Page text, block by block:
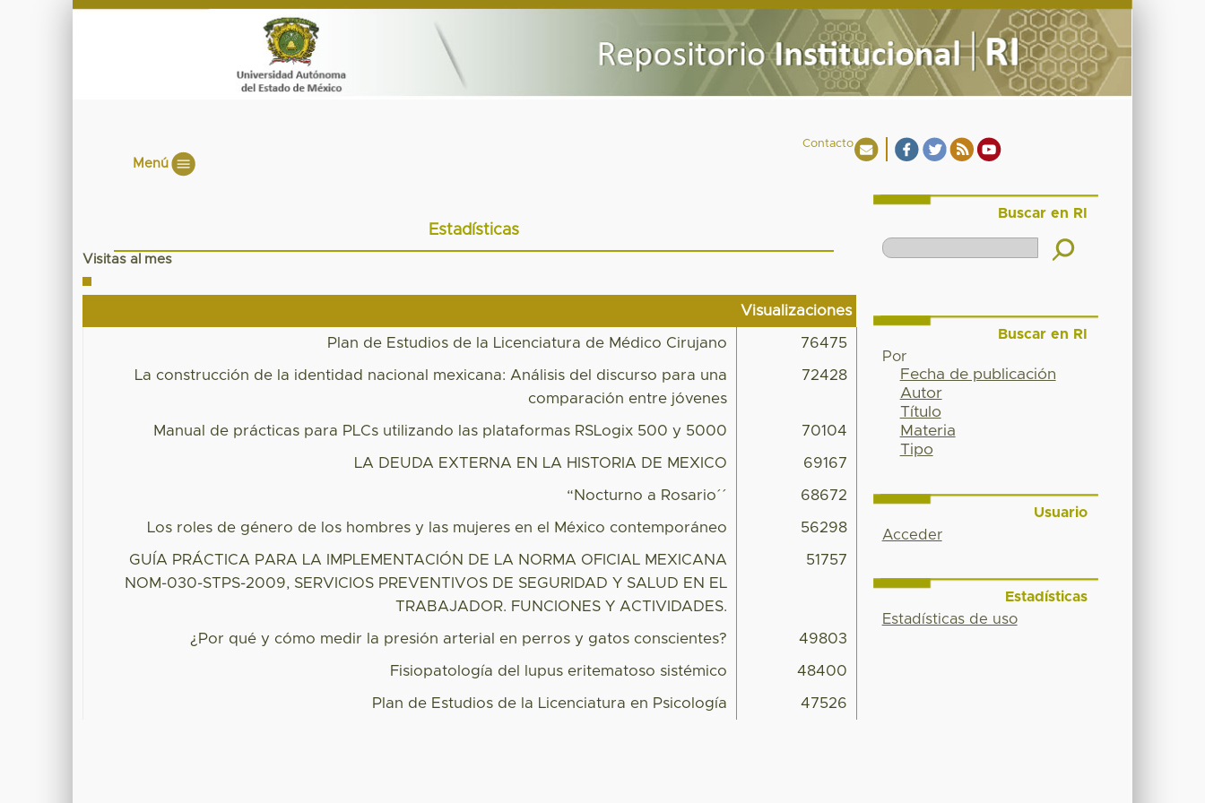
Contacto
Menú
Estadísticas
Visitas al mes
Visualizaciones
Plan de Estudios de la Licenciatura de Médico Cirujano 76475
La construcción de la identidad nacional mexicana: Análisis del discurso para una
comparación entre jóvenes
72428
Manual de prácticas para PLCs utilizando las plataformas RSLogix 500 y 5000 70104
LA DEUDA EXTERNA EN LA HISTORIA DE MEXICO 69167
“Nocturno a Rosario´´ 68672
Los roles de género de los hombres y las mujeres en el México contemporáneo 56298
GUÍA PRÁCTICA PARA LA IMPLEMENTACIÓN DE LA NORMA OFICIAL MEXICANA
NOM-030-STPS-2009, SERVICIOS PREVENTIVOS DE SEGURIDAD Y SALUD EN EL
TRABAJADOR. FUNCIONES Y ACTIVIDADES.
51757
¿Por qué y cómo medir la presión arterial en perros y gatos conscientes? 49803
Fisiopatología del lupus eritematoso sistémico 48400
Plan de Estudios de la Licenciatura en Psicología 47526
Buscar en RI
Buscar en RI
Por
Fecha de publicación
Autor
Título
Materia
Tipo
Usuario
Acceder
Estadísticas
Estadísticas de uso